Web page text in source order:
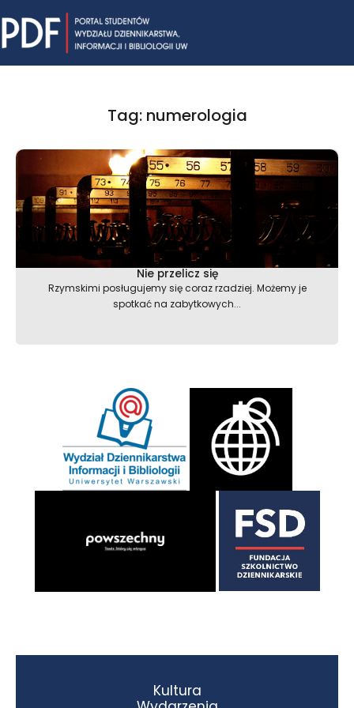
to
content
Tag: numerologia
Nie przelicz się
Rzymskimi posługujemy się coraz rzadziej. Możemy je
spotkać na zabytkowych...
Kultura